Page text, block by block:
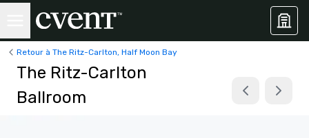
Retour à The Ritz-Carlton, Half Moon Bay
The Ritz-Carlton
Ballroom